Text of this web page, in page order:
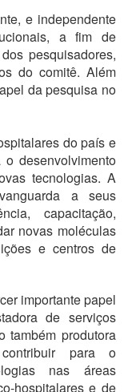
e independente
a fim de
pesquisadores,
do comitê. Além
da pesquisa no
do país e
desenvolvimento
tecnologias. A
a seus
capacitação,
novas moléculas
e centros de
importante papel
de serviços
também produtora
para o
nas áreas
hospitalares e de